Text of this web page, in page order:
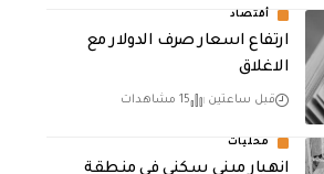
أقتصاد
ارتفاع اسعار صرف الدولار مع
الاغلاق
قبل ساعتين 15 مشاهدات
محليات
انهيار مبنى سكني في منطقة